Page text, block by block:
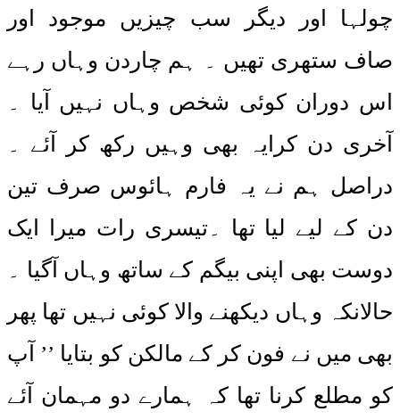
چولہا اور دیگر سب چیزیں موجود اور
صاف ستھری تھیں ۔ ہم چاردن وہاں رہے
اس دوران کوئی شخص وہاں نہیں آیا ۔
آخری دن کرایہ بھی وہیں رکھ کر آئے ۔
دراصل ہم نے یہ فارم ہائوس صرف تین
دن کے لیے لیا تھا ۔تیسری رات میرا ایک
دوست بھی اپنی بیگم کے ساتھ وہاں آگیا ۔
حالانکہ وہاں دیکھنے والا کوئی نہیں تھا پھر
بھی میں نے فون کر کے مالکن کو بتایا ’’ آپ
کو مطلع کرنا تھا کہ ہمارے دو مہمان آئے